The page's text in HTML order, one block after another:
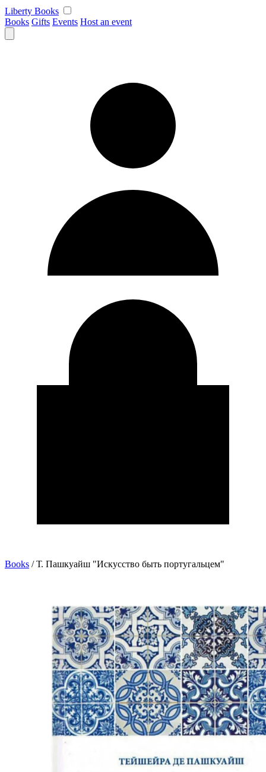
Skip
to
content
Liberty Books
Books Gifts Events Host an event
Books / Т. Пашкуайш "Искусство быть португальцем"